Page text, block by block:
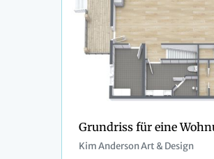
Kim Anderson Art & Design